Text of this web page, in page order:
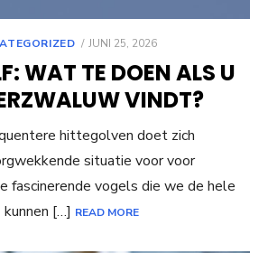
POSTED
JUNI 25, 2026
WAT TE DOEN ALS U
VINDT?
hittegolven doet zich
situatie voor voor
fascinerende vogels die we de hele
[…] READ MORE